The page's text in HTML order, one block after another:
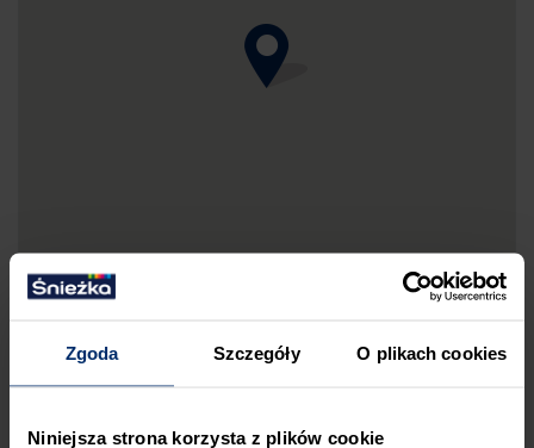
Zgoda Szczegóły O plikach cookies
Niniejsza strona korzysta z plików cookie